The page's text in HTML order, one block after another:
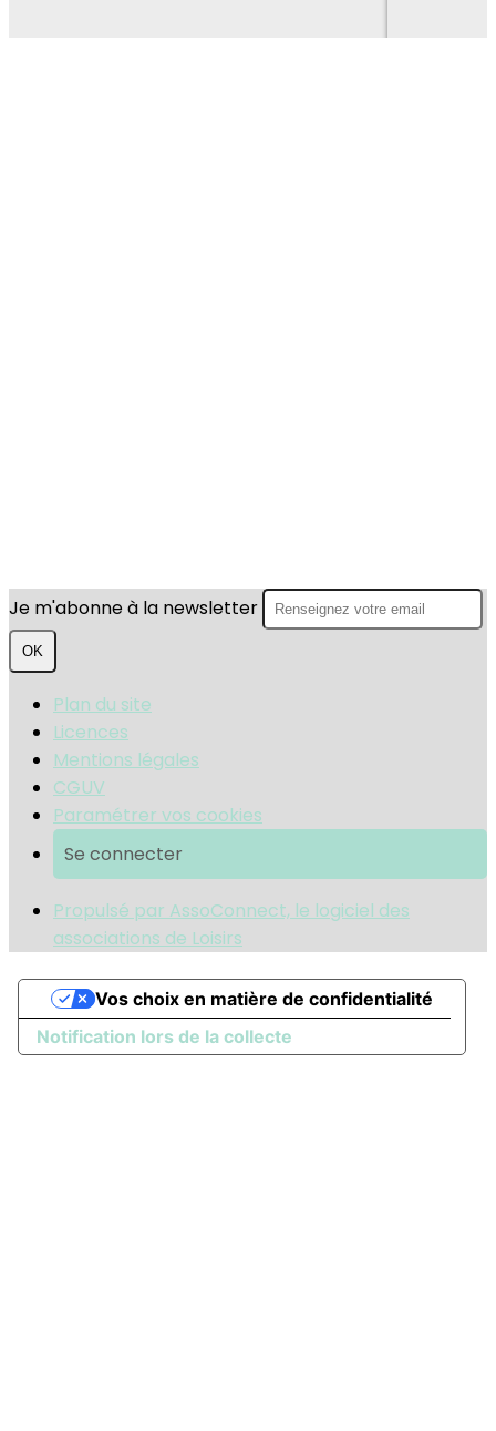
Je m'abonne à la newsletter
OK
Plan du site
Licences
Mentions légales
CGUV
Paramétrer vos cookies
Se connecter
Propulsé par AssoConnect, le logiciel des
associations de Loisirs
Notification lors de la collecte
Vos choix en matière de confidentialité